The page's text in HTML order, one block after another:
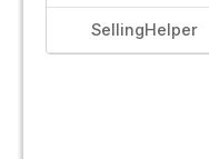
SellingHelper